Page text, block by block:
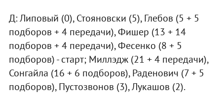
Д: Липовый (0), Стояновски (5), Глебов (5 + 5
подборов + 4 передачи), Фишер (13 + 14
подборов + 4 передачи), Фесенко (8 + 5
подборов) - старт; Миллэдж (21 + 4 передачи),
Сонгайла (16 + 6 подборов), Раденович (7 + 5
подборов), Пустозвонов (3), Лукашов (2).